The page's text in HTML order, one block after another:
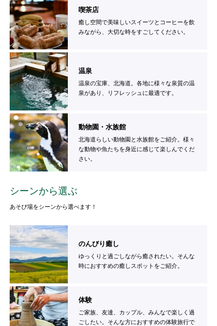
喫茶店
癒し空間で美味しいスイーツとコーヒーを飲
みながら、大切な時をすごしてください。
温泉
温泉の宝庫、北海道。各地に様々な泉質の温
泉があり、リフレッシュに最適です。
動物園・水族館
北海道らしい動物園と水族館をご紹介。様々
な動物や魚たちを身近に感じて楽しんでくだ
さい。
シーンから選ぶ
あそび場をシーンから選べます！
のんびり癒し
ゆっくりと過ごしながら癒されたい。そんな
時におすすめの癒しスポットをご紹介。
体験
ご家族、友達、カップル、みんなで楽しく過
ごしたい。そんな方におすすめの体験旅行で